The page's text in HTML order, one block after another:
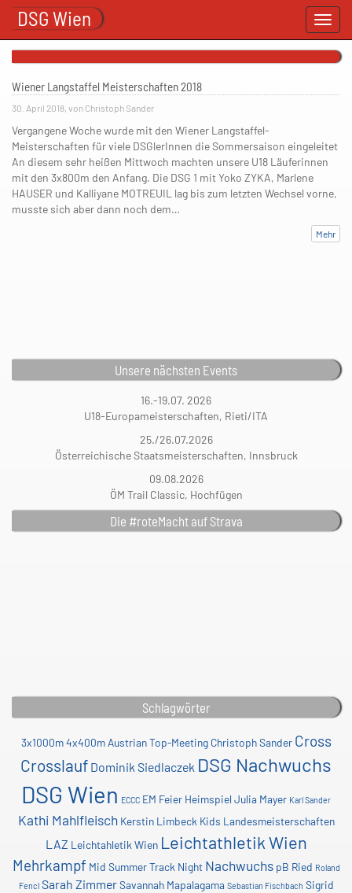
Toggle
DSG Wien
Wiener Langstaffel Meisterschaften 2018
30. April 2018, von Christoph Sander
Vergangene Woche wurde mit den Wiener Langstaffel-
Meisterschaften für viele DSGlerInnen die Sommersaison eingeleitet
An diesem sehr heißen Mittwoch machten unsere U18 Läuferinnen
mit den 3x800m den Anfang. Die DSG 1 mit Yoko ZYKA, Marlene
HAUSER und Kalliyane MOTREUIL lag bis zum letzten Wechsel vorne,
musste sich aber dann noch dem…
Mehr
Unsere nächsten Events
16.-19.07. 2026
U18-Europameisterschaften, Rieti/ITA
25./26.07.2026
Österreichische Staatsmeisterschaften, Innsbruck
09.08.2026
ÖM Trail Classic, Hochfügen
Die #roteMacht auf Strava
Schlagwörter
3x1000m 4x400m Austrian Top-Meeting Christoph Sander Cross
Crosslauf Dominik Siedlaczek DSG Nachwuchs
DSG Wien ECCC EM Feier Heimspiel Julia Mayer Karl Sander
Kathi Mahlfleisch Kerstin Limbeck Kids Landesmeisterschaften
LAZ Leichtahletik Wien Leichtathletik Wien
Mehrkampf Mid Summer Track Night Nachwuchs pB Ried Roland
Fencl Sarah Zimmer Savannah Mapalagama Sebastian Fischbach Sigrid